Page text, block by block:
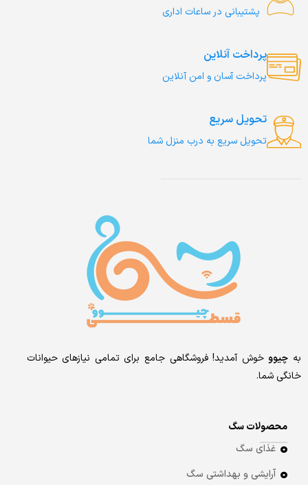
پشتیبانی در ساعات اداری
پرداخت آنلاین
پرداخت آسان و امن آنلاین
تحویل سریع
تحویل سریع به درب منزل شما
به چیوو خوش آمدید! فروشگاهی جامع برای تمامی نیازهای حیوانات
خانگی شما.
محصولات سگ
غذای سگ
آرایشی و بهداشتی سگ